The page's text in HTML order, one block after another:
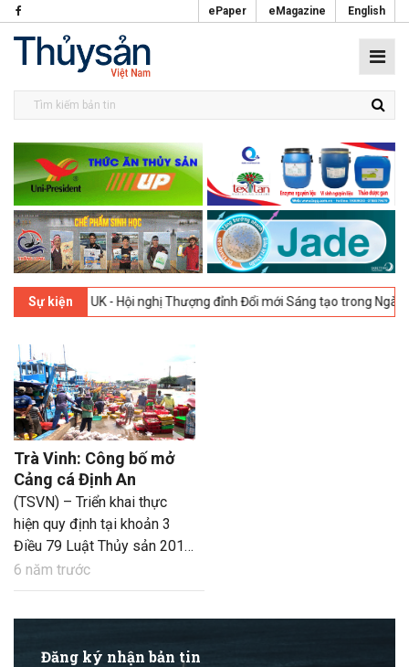
ePaper eMagazine English
Sự kiện
London, UK - Hội nghị Thượng đỉnh Đổi mới Sáng tạo trong Ngành
Trà Vinh: Công bố mở
Cảng cá Định An
(TSVN) – Triển khai thực
hiện quy định tại khoản 3
Điều 79 Luật Thủy sản 2017
và quy định về nội dung, trình
tự, thủ tục công bố mở cảng
Trà Vinh vừa có quyết định
6 năm trước
Đăng ký nhận bản tin